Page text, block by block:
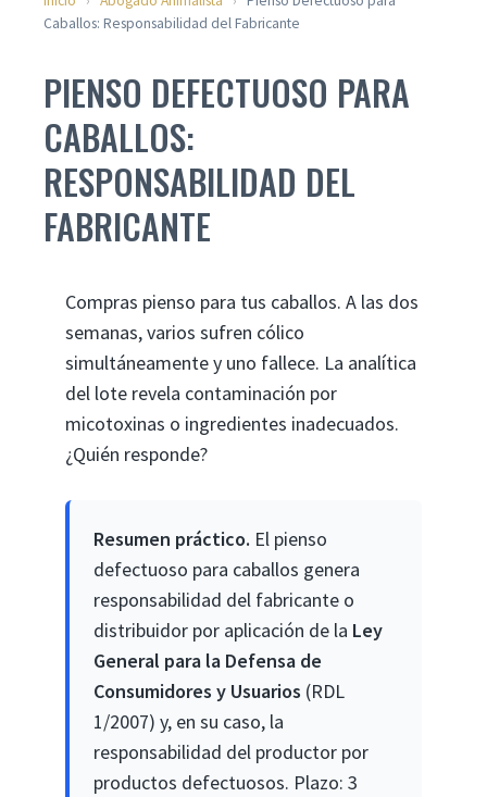
Caballos: Responsabilidad del Fabricante
PIENSO DEFECTUOSO PARA
CABALLOS:
RESPONSABILIDAD DEL
FABRICANTE
Compras pienso para tus caballos. A las dos
semanas, varios sufren cólico
simultáneamente y uno fallece. La analítica
del lote revela contaminación por
micotoxinas o ingredientes inadecuados.
¿Quién responde?
Resumen práctico. El pienso
defectuoso para caballos genera
responsabilidad del fabricante o
distribuidor por aplicación de la Ley
General para la Defensa de
Consumidores y Usuarios (RDL
1/2007) y, en su caso, la
responsabilidad del productor por
productos defectuosos. Plazo: 3